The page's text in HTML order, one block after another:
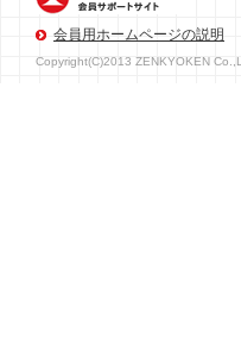
会員用ホームページの説明
Copyright(C)2013 ZENKYOKEN